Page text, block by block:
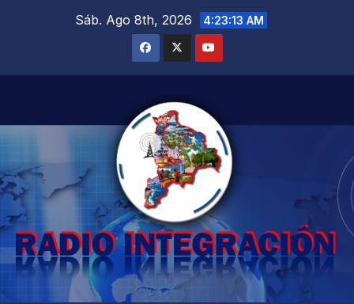
Sáb. Ago 8th, 2026 4:23:14 AM